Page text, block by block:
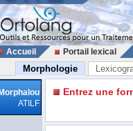
Accueil Portail lexical
Morphologie
Morphalou
ATILF
Entrez une